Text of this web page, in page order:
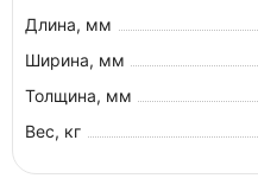
Длина, мм
Ширина, мм
Толщина, мм
Вес, кг